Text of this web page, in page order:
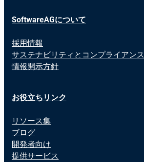
SoftwareAGについて
採用情報
サステナビリティとコンプライアンス
情報開示方針
お役立ちリンク
リソース集
ブログ
開発者向け
提供サービス